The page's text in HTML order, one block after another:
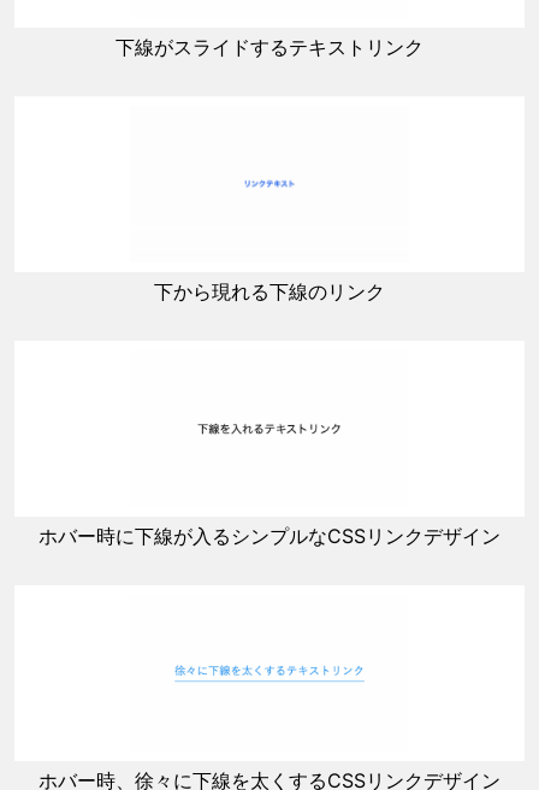
下線がスライドするテキストリンク
下から現れる下線のリンク
ホバー時に下線が入るシンプルなCSSリンクデザイン
ホバー時、徐々に下線を太くするCSSリンクデザイン